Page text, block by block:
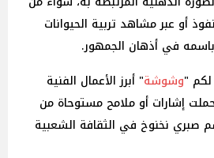
أو عبر مشاهد تربية الحيوانات
في أذهان الجمهور.
"وشوشة" أبرز الأعمال الفنية
إشارات أو ملامح مستوحاة من
صبري نخنوخ في الثقافة الشعبية